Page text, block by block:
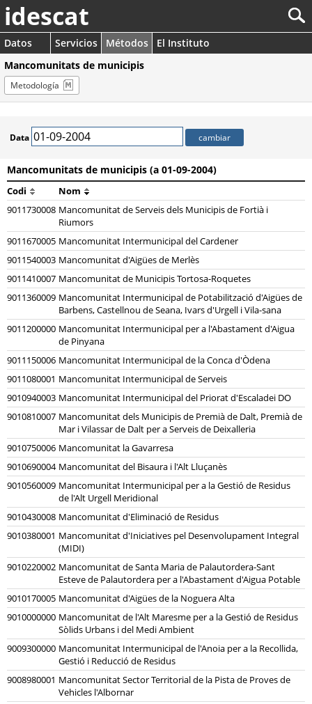
idescat
Datos Servicios Métodos
El Instituto
Mancomunitats de municipis
Metodología
Data
Mancomunitats de municipis (a 01-09-2004)
Codi
Nom
9011730008 Mancomunitat de Serveis dels Municipis de Fortià i
Riumors
9011670005 Mancomunitat Intermunicipal del Cardener
9011540003 Mancomunitat d'Aigües de Merlès
9011410007 Mancomunitat de Municipis Tortosa-Roquetes
9011360009 Mancomunitat Intermunicipal de Potabilització d'Aigües de
Barbens, Castellnou de Seana, Ivars d'Urgell i Vila-sana
9011200000 Mancomunitat Intermunicipal per a l'Abastament d'Aigua
de Pinyana
9011150006 Mancomunitat Intermunicipal de la Conca d'Òdena
9011080001 Mancomunitat Intermunicipal de Serveis
9010940003 Mancomunitat Intermunicipal del Priorat d'Escaladei DO
9010810007 Mancomunitat dels Municipis de Premià de Dalt, Premià de
Mar i Vilassar de Dalt per a Serveis de Deixalleria
9010750006 Mancomunitat la Gavarresa
9010690004 Mancomunitat del Bisaura i l'Alt Lluçanès
9010560009 Mancomunitat Intermunicipal per a la Gestió de Residus
de l'Alt Urgell Meridional
9010430008 Mancomunitat d'Eliminació de Residus
9010380001 Mancomunitat d'Iniciatives pel Desenvolupament Integral
(MIDI)
9010220002 Mancomunitat de Santa Maria de Palautordera-Sant
Esteve de Palautordera per a l'Abastament d'Aigua Potable
9010170005 Mancomunitat d'Aigües de la Noguera Alta
9010000000 Mancomunitat de l'Alt Maresme per a la Gestió de Residus
Sòlids Urbans i del Medi Ambient
9009300000 Mancomunitat Intermunicipal de l'Anoia per a la Recollida,
Gestió i Reducció de Residus
9008980001 Mancomunitat Sector Territorial de la Pista de Proves de
Vehicles l'Albornar